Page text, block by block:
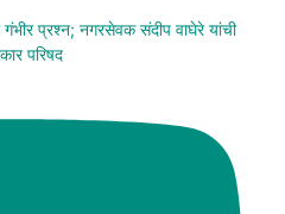
गंभीर प्रश्न; नगरसेवक संदीप वाघेरे यांची
परिषद